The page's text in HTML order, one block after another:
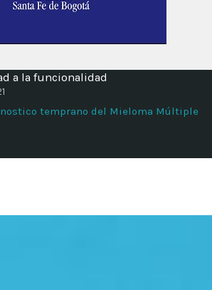
a la funcionalidad
temprano del Mieloma Múltiple